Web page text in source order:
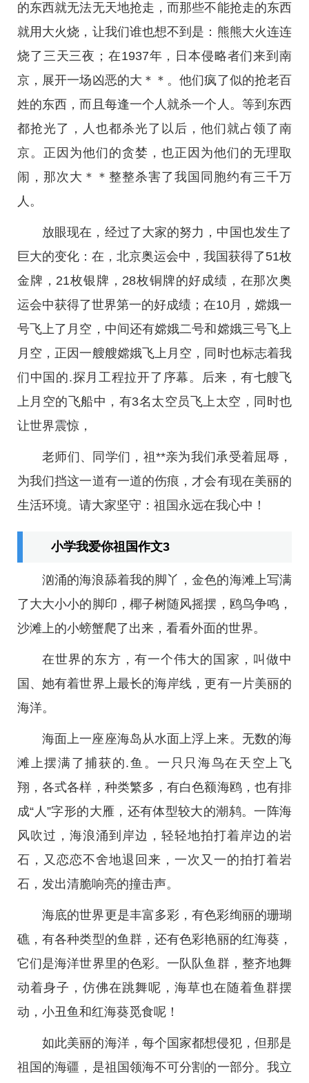
的东西就无法无天地抢走，而那些不能抢走的东西
就用大火烧，让我们谁也想不到是：熊熊大火连连
烧了三天三夜；在1937年，日本侵略者们来到南
京，展开一场凶恶的大＊＊。他们疯了似的抢老百
姓的东西，而且每逢一个人就杀一个人。等到东西
都抢光了，人也都杀光了以后，他们就占领了南
京。正因为他们的贪婪，也正因为他们的无理取
闹，那次大＊＊整整杀害了我国同胞约有三千万
人。
放眼现在，经过了大家的努力，中国也发生了
巨大的变化：在，北京奥运会中，我国获得了51枚
金牌，21枚银牌，28枚铜牌的好成绩，在那次奥
运会中获得了世界第一的好成绩；在10月，嫦娥一
号飞上了月空，中间还有嫦娥二号和嫦娥三号飞上
月空，正因一艘艘嫦娥飞上月空，同时也标志着我
们中国的.探月工程拉开了序幕。后来，有七艘飞
上月空的飞船中，有3名太空员飞上太空，同时也
让世界震惊，
老师们、同学们，祖**亲为我们承受着屈辱，
为我们挡这一道有一道的伤痕，才会有现在美丽的
生活环境。请大家坚守：祖国永远在我心中！
小学我爱你祖国作文3
汹涌的海浪舔着我的脚丫，金色的海滩上写满
了大大小小的脚印，椰子树随风摇摆，鸥鸟争鸣，
沙滩上的小螃蟹爬了出来，看看外面的世界。
在世界的东方，有一个伟大的国家，叫做中
国、她有着世界上最长的海岸线，更有一片美丽的
海洋。
海面上一座座海岛从水面上浮上来。无数的海
滩上摆满了捕获的.鱼。一只只海鸟在天空上飞
翔，各式各样，种类繁多，有白色额海鸥，也有排
成“人”字形的大雁，还有体型较大的潮鸫。一阵海
风吹过，海浪涌到岸边，轻轻地拍打着岸边的岩
石，又恋恋不舍地退回来，一次又一的拍打着岩
石，发出清脆响亮的撞击声。
海底的世界更是丰富多彩，有色彩绚丽的珊瑚
礁，有各种类型的鱼群，还有色彩艳丽的红海葵，
它们是海洋世界里的色彩。一队队鱼群，整齐地舞
动着身子，仿佛在跳舞呢，海草也在随着鱼群摆
动，小丑鱼和红海葵觅食呢！
如此美丽的海洋，每个国家都想侵犯，但那是
祖国的海疆，是祖国领海不可分割的一部分。我立